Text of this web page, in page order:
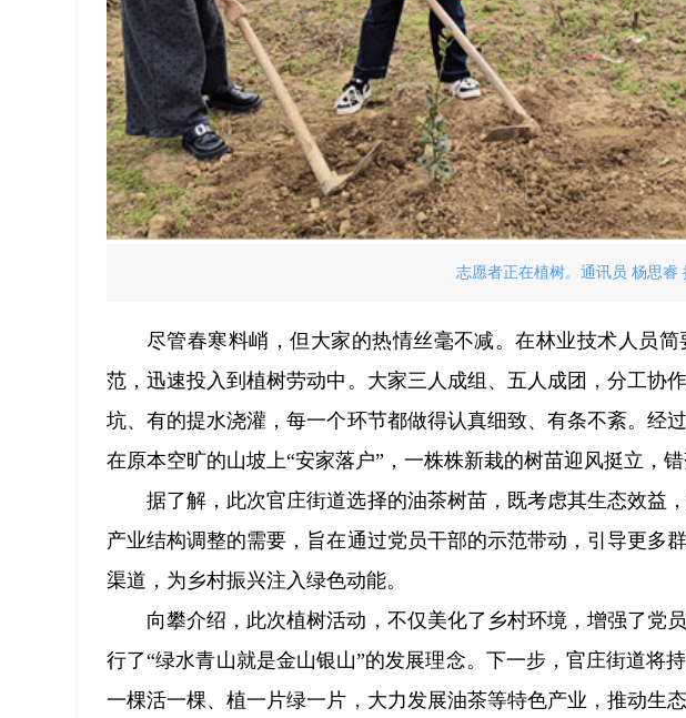
志愿者正在植树。通讯员 杨思睿
尽管春寒料峭，但大家的热情丝毫不减。在林业技术人员
范，迅速投入到植树劳动中。大家三人成组、五人成团，分工协
坑、有的提水浇灌，每一个环节都做得认真细致、有条不紊。经
在原本空旷的山坡上“安家落户”，一株株新栽的树苗迎风挺立，
据了解，此次官庄街道选择的油茶树苗，既考虑其生态效益
产业结构调整的需要，旨在通过党员干部的示范带动，引导更多
渠道，为乡村振兴注入绿色动能。
向攀介绍，此次植树活动，不仅美化了乡村环境，增强了党
行了“绿水青山就是金山银山”的发展理念。下一步，官庄街道将
一棵活一棵、植一片绿一片，大力发展油茶等特色产业，推动生